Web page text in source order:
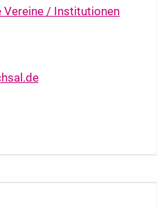
Vereine / Institutionen